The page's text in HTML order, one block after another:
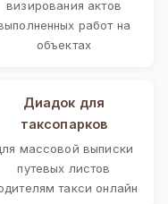
визирования актов
работ на
объектах
Диадок для
таксопарков
массовой выписки
путевых листов
такси онлайн